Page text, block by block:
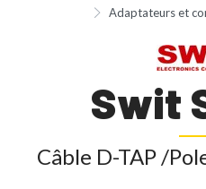
Adaptateurs et
Swit
Câble D-TAP /